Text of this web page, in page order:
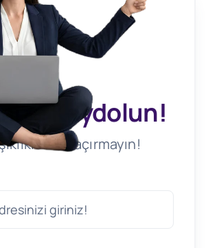
Kaydolun!
Kaçırmayın!